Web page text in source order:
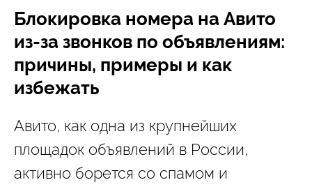
Блокировка номера на Авито
из-за звонков по объявлениям:
причины, примеры и как
избежать
Авито, как одна из крупнейших
площадок объявлений в России,
активно борется со спамом и